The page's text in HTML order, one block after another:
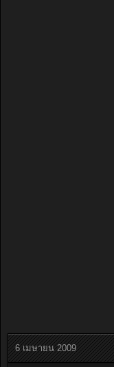
6 เมษายน 2009